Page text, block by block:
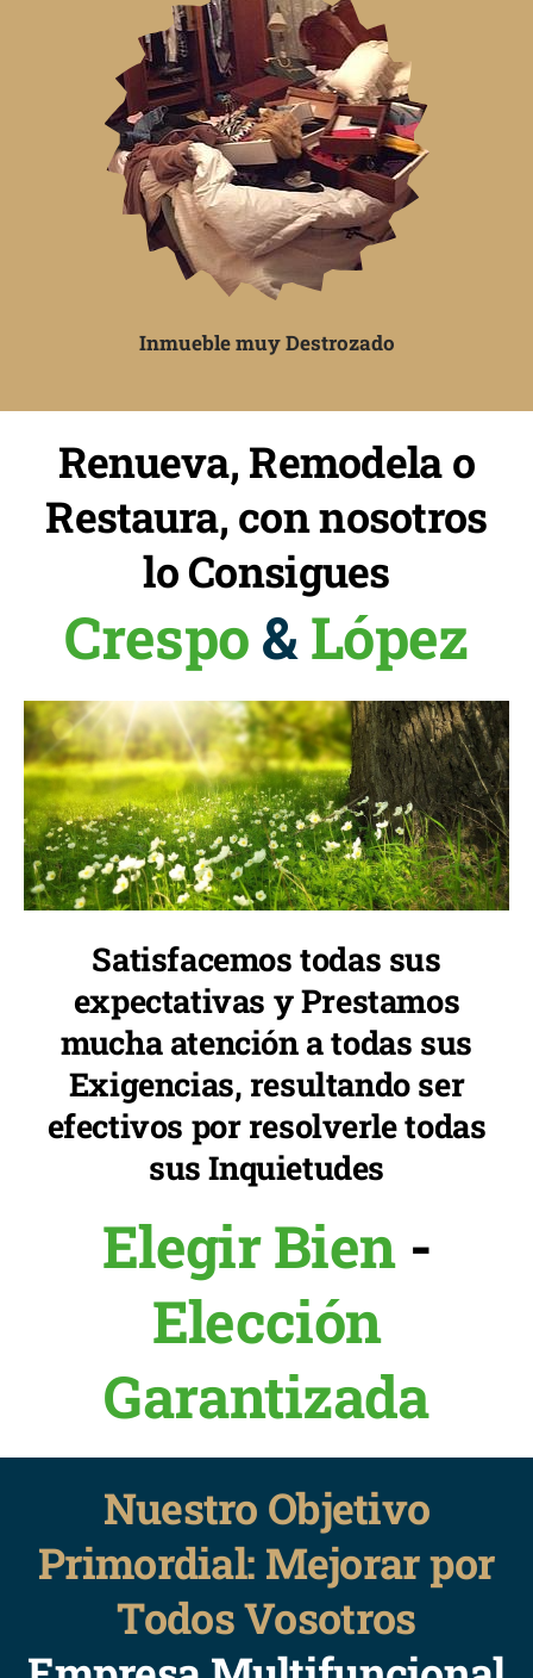
Inmueble muy Destrozado
Renueva, Remodela o
Restaura, con nosotros
lo Consigues
Crespo&López
Satisfacemos todas sus
expectativas y Prestamos
mucha atención a todas sus
Exigencias, resultando ser
efectivos por resolverle todas
sus Inquietudes
Elegir Bien -
Elección
Garantizada
Nuestro Objetivo
Primordial: Mejorar por
Todos Vosotros